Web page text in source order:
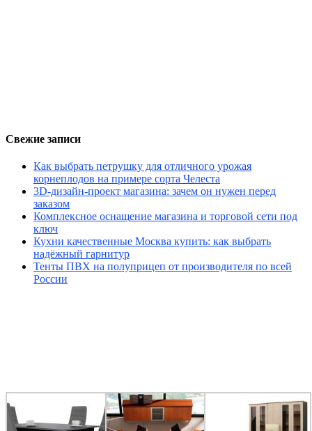
Свежие записи
Как выбрать петрушку для отличного урожая
корнеплодов на примере сорта Челеста
3D-дизайн-проект магазина: зачем он нужен перед
заказом
Комплексное оснащение магазина и торговой сети под
ключ
Кухни качественные Москва купить: как выбрать
надёжный гарнитур
Тенты ПВХ на полуприцеп от производителя по всей
России